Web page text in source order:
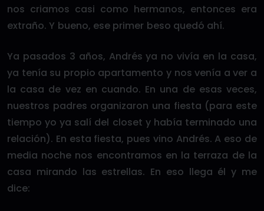
nos criamos casi como hermanos, entonces era
extraño. Y bueno, ese primer beso quedó ahí.
Ya pasados 3 años, Andrés ya no vivía en la casa,
ya tenía su propio apartamento y nos venía a ver a
la casa de vez en cuando. En una de esas veces,
nuestros padres organizaron una fiesta (para este
tiempo yo ya salí del closet y había terminado una
relación). En esta fiesta, pues vino Andrés. A eso de
media noche nos encontramos en la terraza de la
casa mirando las estrellas. En eso llega él y me
dice: